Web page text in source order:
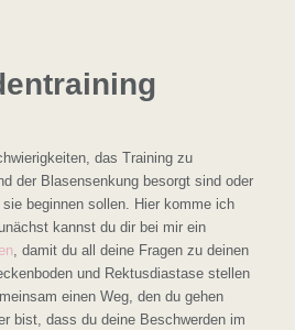
das Training zu
der Blasensenkung besorgt sind oder
beginnen sollen. Hier komme ich
kannst du dir bei mir ein
, damit du all deine Fragen zu deinen
und Rektusdiastase stellen
einen Weg, den du gehen
bist, dass du deine Beschwerden im